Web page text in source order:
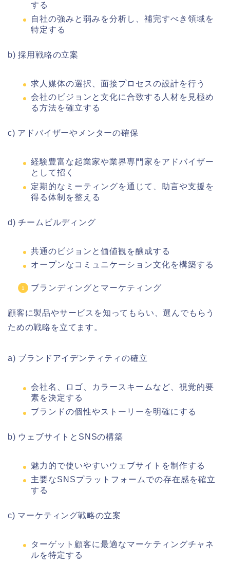
する
自社の強みと弱みを分析し、補完すべき領域を
特定する
b) 採用戦略の立案
求人媒体の選択、面接プロセスの設計を行う
会社のビジョンと文化に合致する人材を見極め
る方法を確立する
c) アドバイザーやメンターの確保
経験豊富な起業家や業界専門家をアドバイザー
として招く
定期的なミーティングを通じて、助言や支援を
得る体制を整える
d) チームビルディング
共通のビジョンと価値観を醸成する
オープンなコミュニケーション文化を構築する
ブランディングとマーケティング
顧客に製品やサービスを知ってもらい、選んでもらう
ための戦略を立てます。
a) ブランドアイデンティティの確立
会社名、ロゴ、カラースキームなど、視覚的要
素を決定する
ブランドの個性やストーリーを明確にする
b) ウェブサイトとSNSの構築
魅力的で使いやすいウェブサイトを制作する
主要なSNSプラットフォームでの存在感を確立
する
c) マーケティング戦略の立案
ターゲット顧客に最適なマーケティングチャネ
ルを特定する